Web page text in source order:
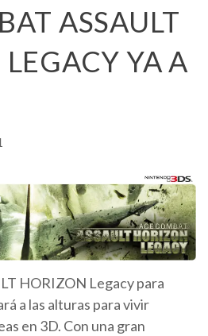
ASSAULT
YA A
HORIZON Legacy para
a las alturas para vivir
en 3D. Con una gran